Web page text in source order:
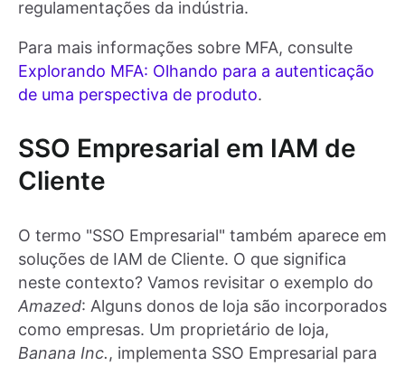
regulamentações da indústria.
Para mais informações sobre MFA, consulte
Explorando MFA: Olhando para a autenticação
de uma perspectiva de produto.
SSO Empresarial em IAM de
Cliente
O termo "SSO Empresarial" também aparece em
soluções de IAM de Cliente. O que significa
neste contexto? Vamos revisitar o exemplo do
Amazed: Alguns donos de loja são incorporados
como empresas. Um proprietário de loja,
Banana Inc., implementa SSO Empresarial para